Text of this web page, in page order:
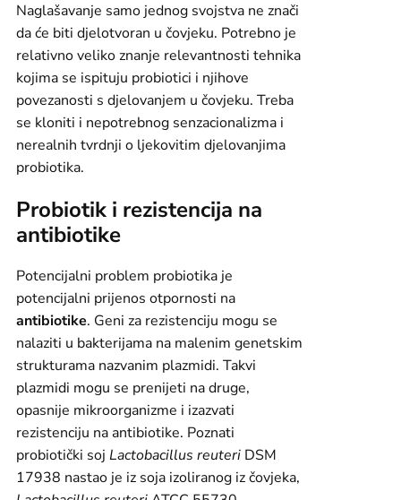
Naglašavanje samo jednog svojstva ne znači
da će biti djelotvoran u čovjeku. Potrebno je
relativno veliko znanje relevantnosti tehnika
kojima se ispituju probiotici i njihove
povezanosti s djelovanjem u čovjeku. Treba
se kloniti i nepotrebnog senzacionalizma i
nerealnih tvrdnji o ljekovitim djelovanjima
probiotika.
Probiotik i rezistencija na
antibiotike
Potencijalni problem probiotika je
potencijalni prijenos otpornosti na
antibiotike. Geni za rezistenciju mogu se
nalaziti u bakterijama na malenim genetskim
strukturama nazvanim plazmidi. Takvi
plazmidi mogu se prenijeti na druge,
opasnije mikroorganizme i izazvati
rezistenciju na antibiotike. Poznati
probiotički soj Lactobacillus reuteri DSM
17938 nastao je iz soja izoliranog iz čovjeka,